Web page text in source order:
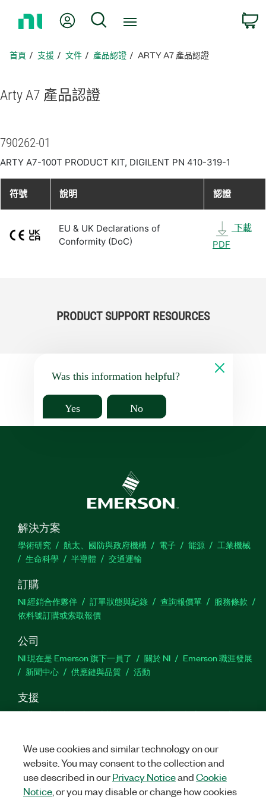
頁
我的帳號 搜尋
首頁 支援 文件 產品認證 ARTY A7 產品認證
Arty A7 產品認證
790262-01
ARTY A7-100T PRODUCT KIT, DIGILENT PN 410-319-1
符號 說明 認證
EU & UK Declarations of
Conformity (DoC)
下載
PDF
PRODUCT SUPPORT RESOURCES
Was this information helpful?
Yes No
解決方案
學術研究 航太、國防與政府機構 電子 能源
工業機械
生命科學
半導體 交通運輸
訂購
NI 經銷合作夥伴 訂單狀態與紀錄 查詢報價單
服務條款
依料號訂購或索取報價
公司
NI 現在是 Emerson 旗下一員了 關於 NI
Emerson 職涯發展
新聞中心
供應鏈與品質 活動
支援
下載 產品說明書 討論區 啟動產品 提交服務需求
網
TwitterFacebook
We use cookies and similar technology on our
website. You may consent to the collection and
use described in ourPrivacy NoticeandCookie
Notice, or you may disable or change how cookies